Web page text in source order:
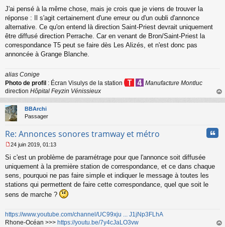
e
s
s
g
e
n
l
u
J'ai pensé à la même chose, mais je crois que je viens de trouver la
réponse : Il s'agit certainement d'une erreur ou d'un oubli d'annonce
alternative. Ce qu'on entend là direction Saint-Priest devrait uniquement
être diffusé direction Perrache. Car en venant de Bron/Saint-Priest la
correspondance T5 peut se faire dès Les Alizés, et n'est donc pas
annoncée à Grange Blanche.
alias Conige
Photo de profil : Écran Visulys de la station
Manufacture Montluc
direction Hôpital Feyzin Vénissieux
au
BBArchi
Passager
Re: Annonces sonores tramway et métro
e
s
g
e
n
24 juin 2019, 01:13
Si c'est un problème de paramétrage pour que l'annonce soit diffusée
uniquement à la première station de correspondance, et ce dans chaque
sens, pourquoi ne pas faire simple et indiquer le message à toutes les
stations qui permettent de faire cette correspondance, quel que soit le
sens de marche ?
https://www.youtube.com/channel/UC99xju ... J1jNp3FLhA
Rhone-Océan >>> https://youtu.be/7y4cJaLO3vw